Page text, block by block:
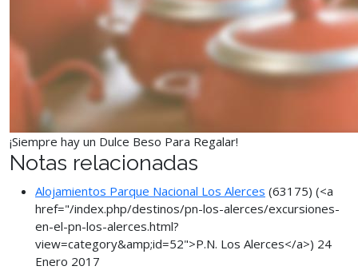
¡Siempre hay un Dulce Beso Para Regalar!
Notas relacionadas
Alojamientos Parque Nacional Los Alerces (63175) (<a
href="/index.php/destinos/pn-los-alerces/excursiones-
en-el-pn-los-alerces.html?
view=category&amp;id=52">P.N. Los Alerces</a>) 24
Enero 2017